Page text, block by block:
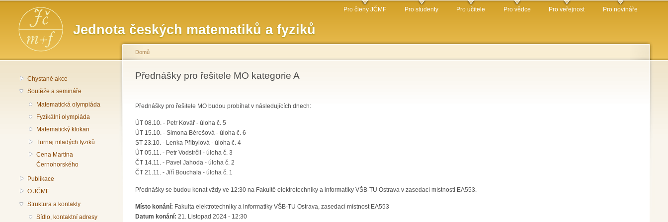
obsahu
Jednota českých matematiků a fyziků
Hlavní menu Pro členy JČMF Pro studenty Pro učitele Pro vědce Pro veřejnost Pro novináře
Chystané akce
Soutěže a semináře
Matematická olympiáda
Fyzikální olympiáda
Matematický klokan
Turnaj mladých fyziků
Cena Martina
Černohorského
Publikace
O JČMF
Struktura a kontakty
Sídlo, kontaktní adresy
Jste zde
Domů
Přednášky pro řešitele MO kategorie A
Přednášky pro řešitele MO budou probíhat v následujících dnech:
ÚT 08.10. - Petr Kovář - úloha č. 5
ÚT 15.10. - Simona Bérešová - úloha č. 6
ST 23.10. - Lenka Přibylová - úloha č. 4
ÚT 05.11. - Petr Vodstrčil - úloha č. 3
ČT 14.11. - Pavel Jahoda - úloha č. 2
ČT 21.11. - Jiří Bouchala - úloha č. 1
Přednášky se budou konat vždy ve 12:30 na Fakultě elektrotechniky a informatiky VŠB-TU Ostrava v zasedací místnosti EA553.
Místo konání: Fakulta elektrotechniky a informatiky VŠB-TU Ostrava, zasedací místnost EA553
Datum konání: 21. Listopad 2024 - 12:30